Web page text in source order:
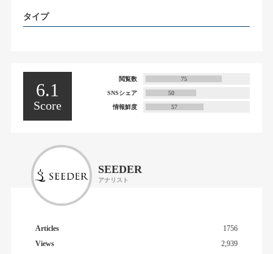
タイプ
6.1
Score
閲覧数 75
SNSシェア 50
情報鮮度 57
SEEDER
アナリスト
Articles
1756
Views
2,939